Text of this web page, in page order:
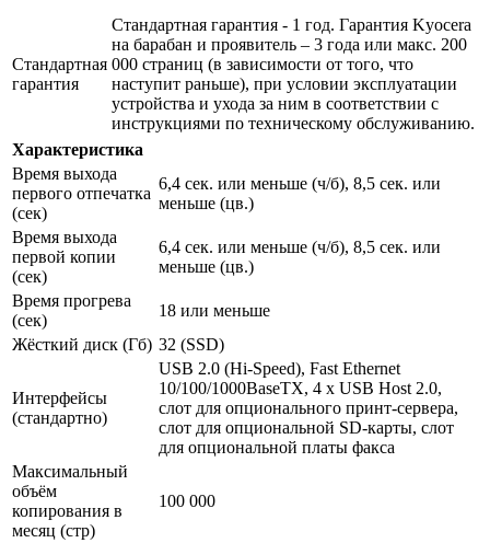
Стандартная
гарантия
Стандартная гарантия - 1 год. Гарантия Kyocera
на барабан и проявитель – 3 года или макс. 200
000 страниц (в зависимости от того, что
наступит раньше), при условии эксплуатации
устройства и ухода за ним в соответствии с
инструкциями по техническому обслуживанию.
Характеристика
Время выхода
первого отпечатка
(сек)
6,4 сек. или меньше (ч/б), 8,5 сек. или
меньше (цв.)
Время выхода
первой копии
(сек)
6,4 сек. или меньше (ч/б), 8,5 сек. или
меньше (цв.)
Время прогрева
(сек)
18 или меньше
Жёсткий диск (Гб) 32 (SSD)
Интерфейсы
(стандартно)
USB 2.0 (Hi-Speed), Fast Ethernet
10/100/1000BaseTX, 4 х USB Host 2.0,
слот для опционального принт-сервера,
слот для опциональной SD-карты, слот
для опциональной платы факса
Максимальный
объём
копирования в
месяц (стр)
100 000